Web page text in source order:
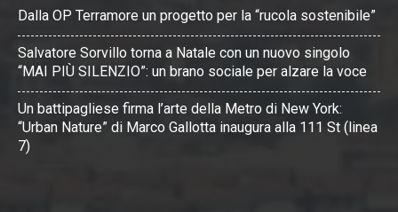
Dalla OP Terramore un progetto per la “rucola sostenibile”
Salvatore Sorvillo torna a Natale con un nuovo singolo
“MAI PIÙ SILENZIO”: un brano sociale per alzare la voce
Un battipagliese firma l’arte della Metro di New York:
“Urban Nature” di Marco Gallotta inaugura alla 111 St (linea
7)